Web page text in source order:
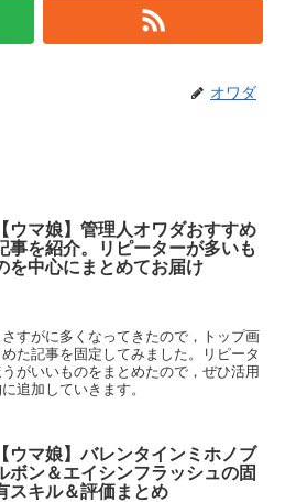
オワダ
【ウマ娘】管理人オワダおすすめ
事を紹介。リピーターが多いも
を中心にまとめてお届け
すがに多くなってきたので，トップ画
た記事を固定してみました。リピータ
がいいものをまとめたので，ぜひ活用
追加していきます。
【ウマ娘】バレンタインミホノブ
ボン＆エイシンフラッシュの固
スキル＆評価まとめ